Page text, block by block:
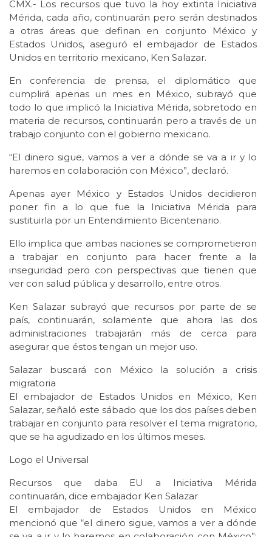
CMX.- Los recursos que tuvo la hoy extinta Iniciativa
Mérida, cada año, continuarán pero serán destinados
a otras áreas que definan en conjunto México y
Estados Unidos, aseguró el embajador de Estados
Unidos en territorio mexicano, Ken Salazar.
En conferencia de prensa, el diplomático que
cumplirá apenas un mes en México, subrayó que
todo lo que implicó la Iniciativa Mérida, sobretodo en
materia de recursos, continuarán pero a través de un
trabajo conjunto con el gobierno mexicano.
“El dinero sigue, vamos a ver a dónde se va a ir y lo
haremos en colaboración con México”, declaró.
Apenas ayer México y Estados Unidos decidieron
poner fin a lo que fue la Iniciativa Mérida para
sustituirla por un Entendimiento Bicentenario.
Ello implica que ambas naciones se comprometieron
a trabajar en conjunto para hacer frente a la
inseguridad pero con perspectivas que tienen que
ver con salud pública y desarrollo, entre otros.
Ken Salazar subrayó que recursos por parte de se
país, continuarán, solamente que ahora las dos
administraciones trabajarán más de cerca para
asegurar que éstos tengan un mejor uso.
Salazar buscará con México la solución a crisis
migratoria
El embajador de Estados Unidos en México, Ken
Salazar, señaló este sábado que los dos países deben
trabajar en conjunto para resolver el tema migratorio,
que se ha agudizado en los últimos meses.
Logo el Universal
Recursos que daba EU a Iniciativa Mérida
continuarán, dice embajador Ken Salazar
El embajador de Estados Unidos en México
mencionó que “el dinero sigue, vamos a ver a dónde